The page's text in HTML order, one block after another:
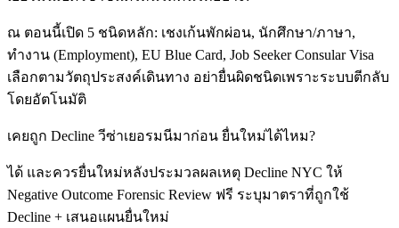
ณ ตอนนี้เปิด 5 ชนิดหลัก: เชงเก้นพักผ่อน, นักศึกษา/ภาษา,
ทำงาน (Employment), EU Blue Card, Job Seeker Consular Visa
เลือกตามวัตถุประสงค์เดินทาง อย่ายื่นผิดชนิดเพราะระบบตีกลับ
โดยอัตโนมัติ
เคยถูก Decline วีซ่าเยอรมนีมาก่อน ยื่นใหม่ได้ไหม?
ได้ และควรยื่นใหม่หลังประมวลผลเหตุ Decline NYC ให้
Negative Outcome Forensic Review ฟรี ระบุมาตราที่ถูกใช้
Decline + เสนอแผนยื่นใหม่